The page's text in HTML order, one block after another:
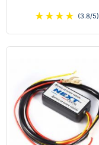
★ ★ ★ ★ (3.8/5)